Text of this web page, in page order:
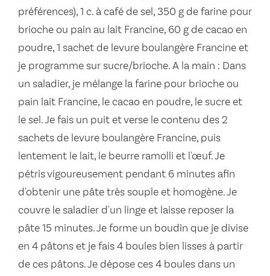
préférences), 1 c. à café de sel, 350 g de farine pour
brioche ou pain au lait Francine, 60 g de cacao en
poudre, 1 sachet de levure boulangère Francine et
je programme sur sucre/brioche. A la main : Dans
un saladier, je mélange la farine pour brioche ou
pain lait Francine, le cacao en poudre, le sucre et
le sel. Je fais un puit et verse le contenu des 2
sachets de levure boulangère Francine, puis
lentement le lait, le beurre ramolli et l'œuf. Je
pétris vigoureusement pendant 6 minutes afin
d'obtenir une pâte très souple et homogène. Je
couvre le saladier d'un linge et laisse reposer la
pâte 15 minutes. Je forme un boudin que je divise
en 4 pâtons et je fais 4 boules bien lisses à partir
de ces pâtons. Je dépose ces 4 boules dans un